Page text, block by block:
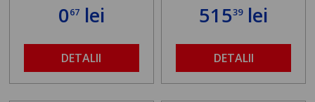
067lei
DETALII
51539lei
DETALII